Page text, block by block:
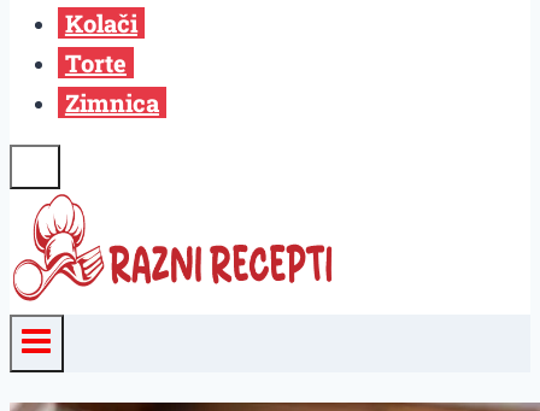
Kolači
Torte
Zimnica